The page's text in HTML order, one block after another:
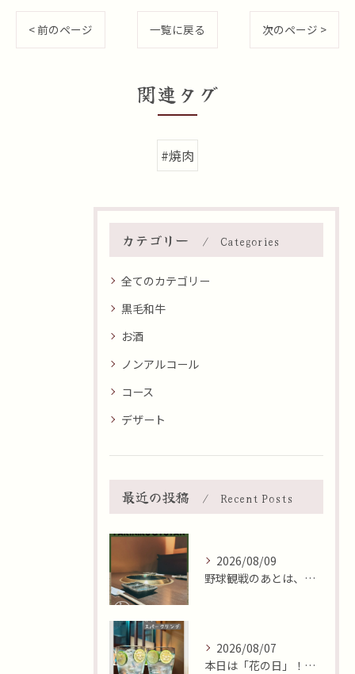
< 前のページ 一覧に戻る 次のページ >
関連タグ
#焼肉
カテゴリー Categories
全てのカテゴリー
黒毛和牛
お酒
ノンアルコール
コース
デザート
最近の投稿 Recent Posts
2026/08/09
野球観戦のあとは、集いのひととき😊
2026/08/07
本日は「花の日」！そんな日に、焼肉 牛炭の桜ユッケで華やかに...